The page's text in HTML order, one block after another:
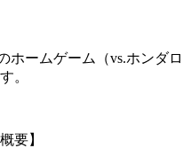
ホームゲーム（vs.ホンダ
。
要】